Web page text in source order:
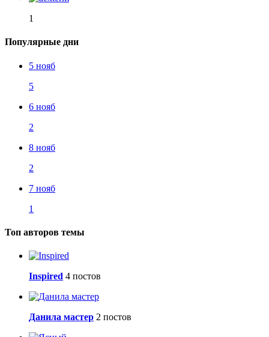
1
Популярные дни
5 нояб
5
6 нояб
2
8 нояб
2
7 нояб
1
Топ авторов темы
Inspired 4 постов
Данила мастер 2 постов